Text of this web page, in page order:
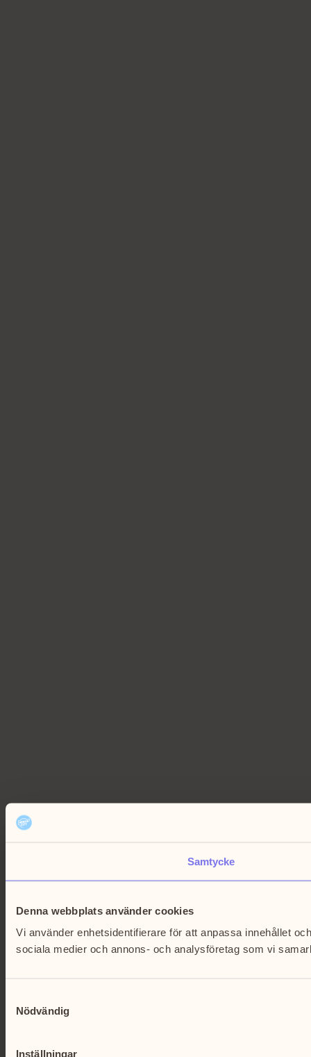
Samtycke
Denna webbplats använder cookies
Vi använder enhetsidentifierare för att anpassa innehållet
sociala medier och annons- och analysföretag som vi
Nödvändig
Inställningar